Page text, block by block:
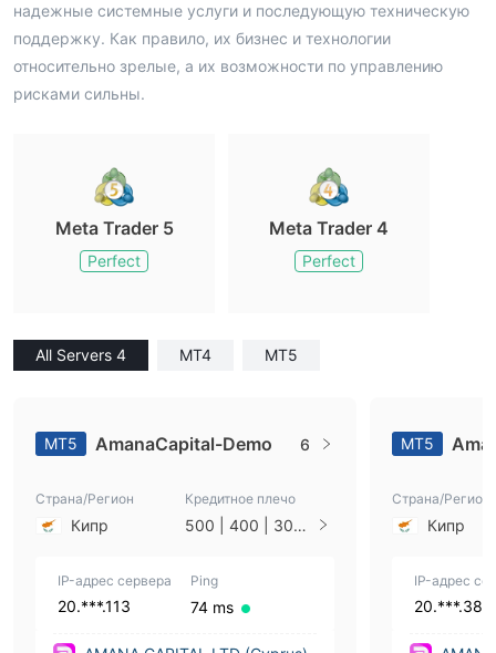
надежные системные услуги и последующую техническую
поддержку. Как правило, их бизнес и технологии
относительно зрелые, а их возможности по управлению
рисками сильны.
Meta Trader 5
Perfect
Meta Trader 4
Perfect
All Servers 4 MT4 MT5
MT5 AmanaCapital-Demo 6
Страна/Регион
Кипр
Кредитное плечо
500 | 400 | 300 |
IP-адрес сервера
20.***.113
Ping
74 ms
MT5
Страна/Регион
Кипр
IP-адрес
20.***.38